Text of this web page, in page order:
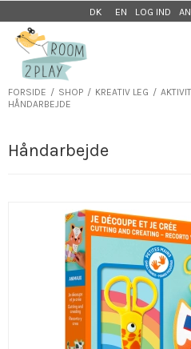
DK EN LOG IND
FORSIDE / SHOP / KREATIV LEG /
HÅNDARBEJDE
Håndarbejde